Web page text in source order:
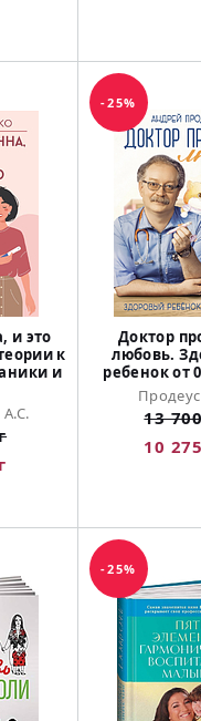
и это
к
и
-25%
Доктор
любовь.
ребенок от
13
10
-25%